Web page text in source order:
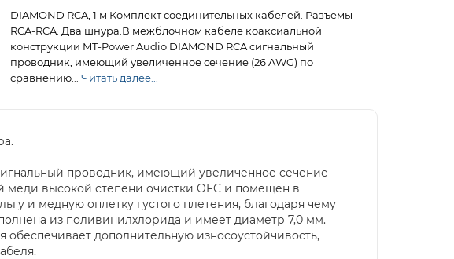
DIAMOND RCA, 1 м Комплект соединительных кабелей. Разъемы
RCA-RCA. Два шнура.В межблочном кабеле коаксиальной
конструкции MT-Power Audio DIAMOND RCA сигнальный
проводник, имеющий увеличенное сечение (26 AWG) по
сравнению... Читать далее...
проводник, имеющий увеличенное сечение
меди высокой степени очистки OFC и помещён в
и медную оплетку густого плетения, благодаря чему
из поливинилхлорида и имеет диаметр 7,0 мм.
обеспечивает дополнительную износоустойчивость,